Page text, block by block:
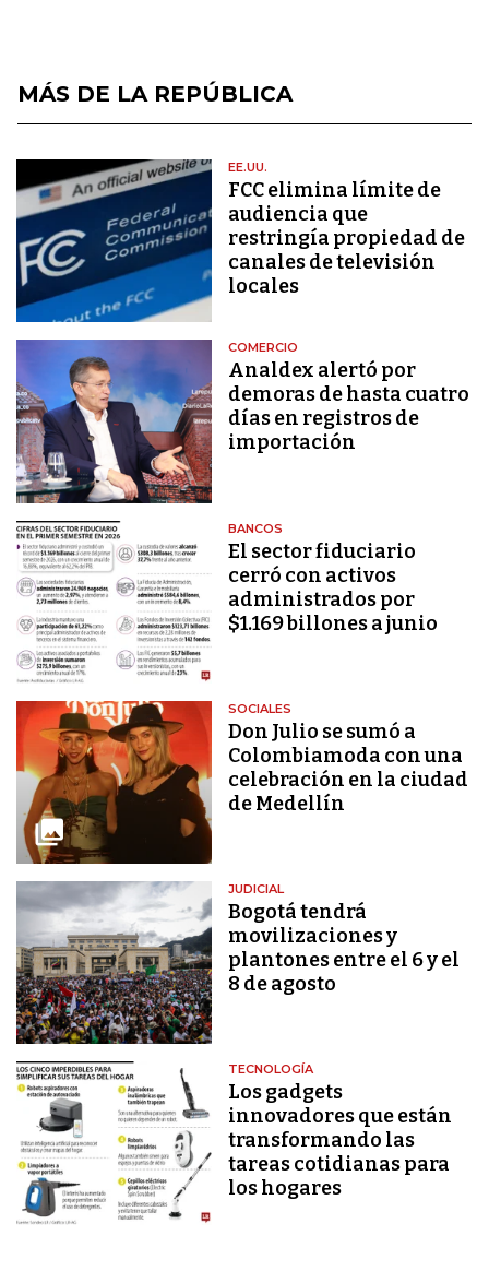
MÁS DE LA REPÚBLICA
EE.UU.
FCC elimina límite de
audiencia que
restringía propiedad de
canales de televisión
locales
COMERCIO
Analdex alertó por
demoras de hasta cuatro
días en registros de
importación
BANCOS
El sector fiduciario
cerró con activos
administrados por
$1.169 billones a junio
SOCIALES
Don Julio se sumó a
Colombiamoda con una
celebración en la ciudad
de Medellín
JUDICIAL
Bogotá tendrá
movilizaciones y
plantones entre el 6 y el
8 de agosto
TECNOLOGÍA
Los gadgets
innovadores que están
transformando las
tareas cotidianas para
los hogares